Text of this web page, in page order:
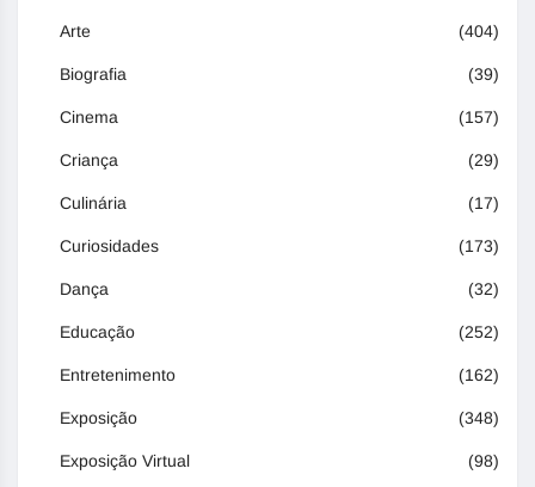
Arte (404)
Biografia (39)
Cinema (157)
Criança (29)
Culinária (17)
Curiosidades (173)
Dança (32)
Educação (252)
Entretenimento (162)
Exposição (348)
Exposição Virtual (98)